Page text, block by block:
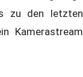
zu den letzten
Kamerastream